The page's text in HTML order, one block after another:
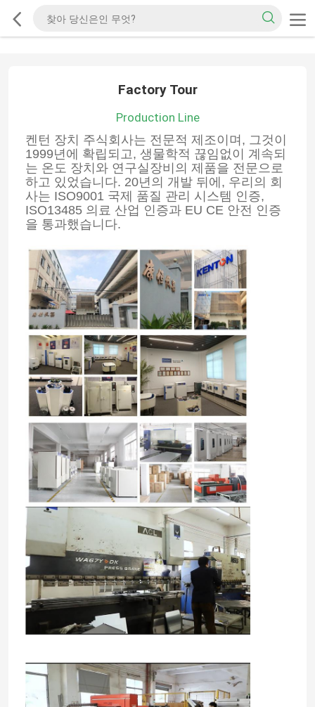
Factory Tour
Production Line
켄턴 장치 주식회사는 전문적 제조이며, 그것이
1999년에 확립되고, 생물학적 끊임없이 계속되
는 온도 장치와 연구실장비의 제품을 전문으로
하고 있었습니다. 20년의 개발 뒤에, 우리의 회
사는 ISO9001 국제 품질 관리 시스템 인증,
ISO13485 의료 산업 인증과 EU CE 안전 인증
을 통과했습니다.